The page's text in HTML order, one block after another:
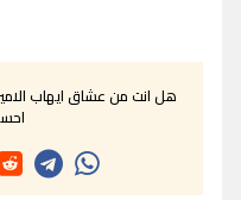
هل انت من عشاق ايهاب